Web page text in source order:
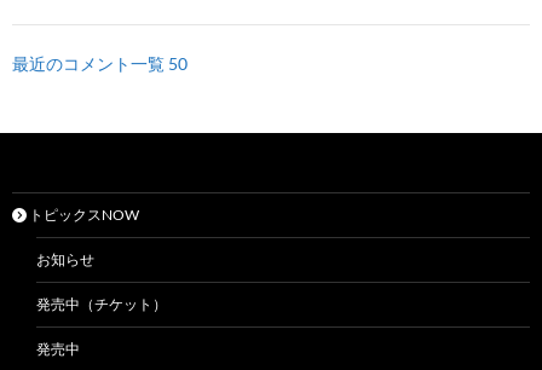
最近のコメント一覧 50
トピックスNOW
お知らせ
発売中（チケット）
発売中